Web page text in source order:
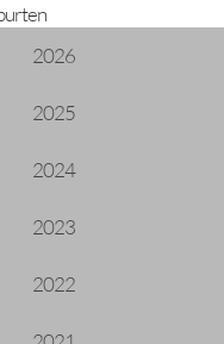
2026
2025
2024
2023
2022